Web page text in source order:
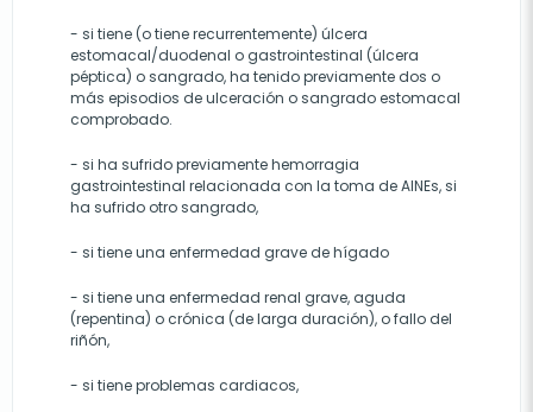
- si tiene (o tiene recurrentemente) úlcera
estomacal/duodenal o gastrointestinal (úlcera
péptica) o sangrado, ha tenido previamente dos o
más episodios de ulceración o sangrado estomacal
comprobado.
- si ha sufrido previamente hemorragia
gastrointestinal relacionada con la toma de AINEs, si
ha sufrido otro sangrado,
- si tiene una enfermedad grave de hígado
- si tiene una enfermedad renal grave, aguda
(repentina) o crónica (de larga duración), o fallo del
riñón,
- si tiene problemas cardiacos,